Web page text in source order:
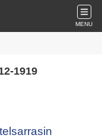
MENU
1919